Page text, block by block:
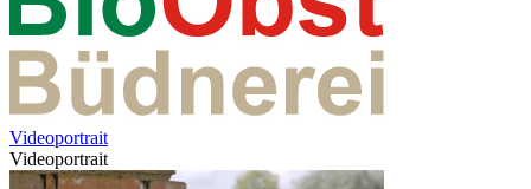
Videoportrait
Videoportrait